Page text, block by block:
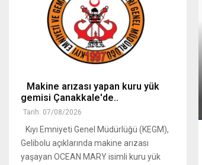
Makine arızası yapan kuru yük
gemisi Çanakkale'de..
Tarih: 07/08/2026
Kıyı Emniyeti Genel Müdürlüğü (KEGM),
Gelibolu açıklarında makine arızası
yaşayan OCEAN MARY isimli kuru yük